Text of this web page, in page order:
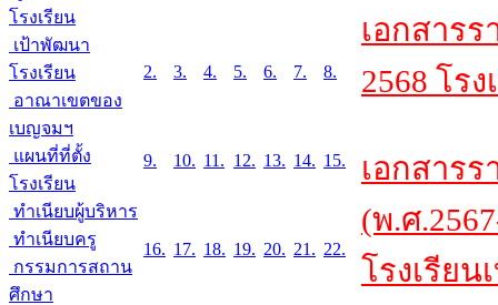
โรงเรียน
เป้าพัฒนา
โรงเรียน
อาณาเขตของ
เบญจมฯ
แผนที่ที่ตั้ง
โรงเรียน
ทำเนียบผู้บริหาร
ทำเนียบครู
กรรมการสถาน
ศึกษา
2. 3. 4. 5. 6. 7. 8.
9. 10. 11. 12. 13. 14. 15.
16. 17. 18. 19. 20. 21. 22.
เอกสาร
2568 โร
เอกสาร
(พ.ศ
โรงเรีย